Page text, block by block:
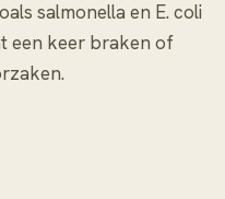
salmonella en E. coli
een keer braken of